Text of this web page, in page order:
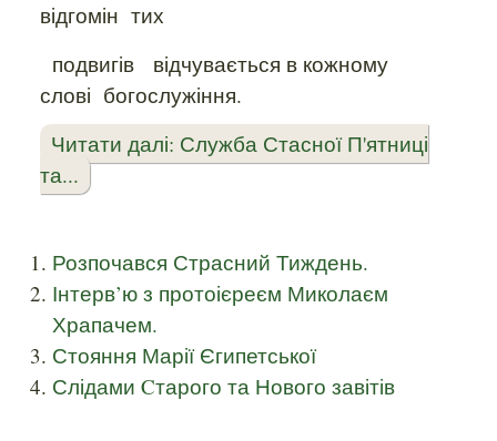
відгомін тих
подвигів
відчувається в кожному
слові богослужіння.
Читати далі: Служба Стасної П'ятниці
та...
Розпочався Страсний Тиждень.
Інтерв’ю з протоієреєм Миколаєм
Храпачем.
Стояння Марії Єгипетської
Слідами Cтарого та Нового завітів